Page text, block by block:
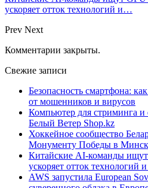
ускоряет отток технологий и…
Prev Next
Комментарии закрыты.
Свежие записи
Безопасность смартфона:
от мошенников и вирусов
Компьютер для стриминга и
Белый Ветер Shop.kz
Хоккейное сообщество
Монументу Победы в
Китайские AI-команды
ускоряет отток технологий
AWS запустила European